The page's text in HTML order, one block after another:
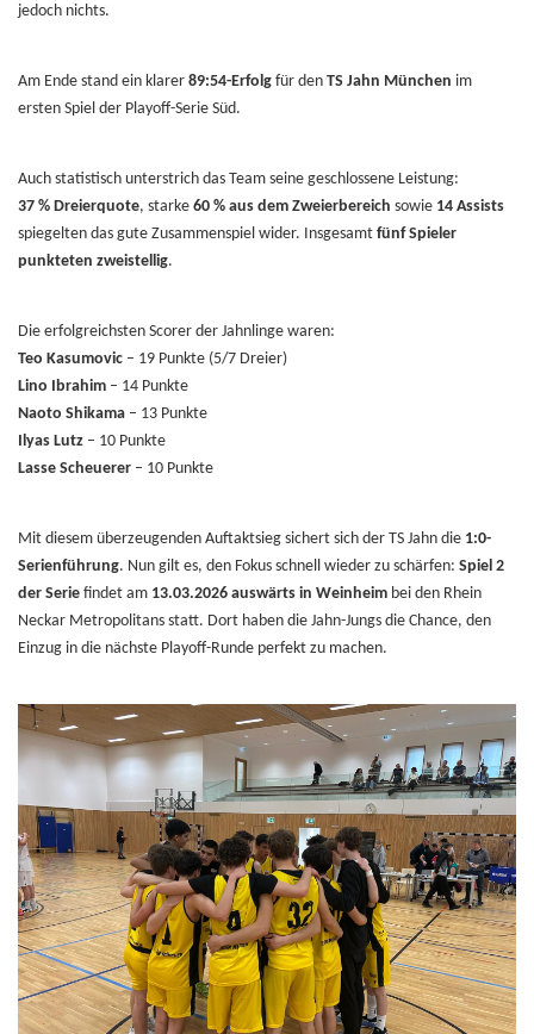
jedoch nichts.
Am Ende stand ein klarer 89:54-Erfolg für den TS Jahn München im
ersten Spiel der Playoff-Serie Süd.
Auch statistisch unterstrich das Team seine geschlossene Leistung:
37 % Dreierquote, starke 60 % aus dem Zweierbereich sowie 14 Assists
spiegelten das gute Zusammenspiel wider. Insgesamt fünf Spieler
punkteten zweistellig.
Die erfolgreichsten Scorer der Jahnlinge waren:
Teo Kasumovic – 19 Punkte (5/7 Dreier)
Lino Ibrahim – 14 Punkte
Naoto Shikama – 13 Punkte
Ilyas Lutz – 10 Punkte
Lasse Scheuerer – 10 Punkte
Mit diesem überzeugenden Auftaktsieg sichert sich der TS Jahn die 1:0-
Serienführung. Nun gilt es, den Fokus schnell wieder zu schärfen: Spiel 2
der Serie findet am 13.03.2026 auswärts in Weinheim bei den Rhein
Neckar Metropolitans statt. Dort haben die Jahn-Jungs die Chance, den
Einzug in die nächste Playoff-Runde perfekt zu machen.